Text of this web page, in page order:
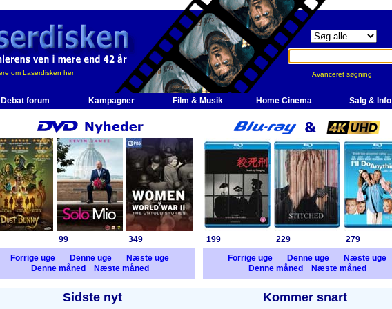
Debat forum Kampagner Film & Musik Home Cinema Salg & Info
om Laserdisken her Avanceret søgning
99
349
Forrige uge
Denne uge
Næste uge
Denne måned
Næste måned
199 229
279
Forrige uge
Denne uge
Næste uge
Denne måned
Næste måned
Sidste nyt Kommer snart